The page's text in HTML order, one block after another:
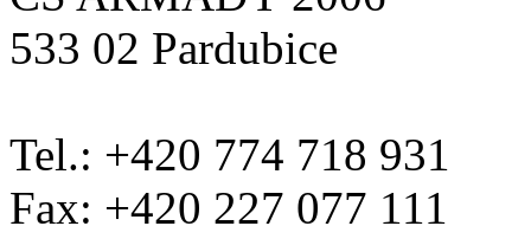
533 02 Pardubice
Tel.: +420 774 718 931
Fax: +420 227 077 111